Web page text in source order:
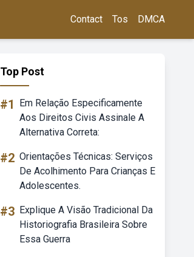
Contact Tos DMCA
Top Post
#1
Em Relação Especificamente
Aos Direitos Civis Assinale A
Alternativa Correta:
#2 Orientações Técnicas: Serviços
De Acolhimento Para Crianças E
Adolescentes.
#3 Explique A Visão Tradicional Da
Historiografia Brasileira Sobre
Essa Guerra